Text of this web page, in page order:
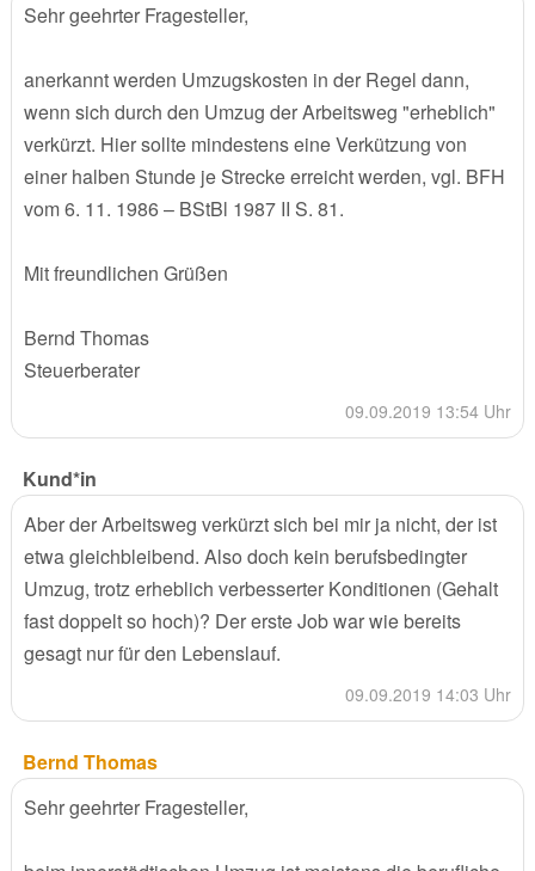
Sehr geehrter Fragesteller,
anerkannt werden Umzugskosten in der Regel dann,
wenn sich durch den Umzug der Arbeitsweg "erheblich"
verkürzt. Hier sollte mindestens eine Verkützung von
einer halben Stunde je Strecke erreicht werden, vgl. BFH
vom 6. 11. 1986 – BStBl 1987 II S. 81.
Mit freundlichen Grüßen
Bernd Thomas
Steuerberater
09.09.2019 13:54 Uhr
Kund*in
Aber der Arbeitsweg verkürzt sich bei mir ja nicht, der ist
etwa gleichbleibend. Also doch kein berufsbedingter
Umzug, trotz erheblich verbesserter Konditionen (Gehalt
fast doppelt so hoch)? Der erste Job war wie bereits
gesagt nur für den Lebenslauf.
09.09.2019 14:03 Uhr
Bernd Thomas
Sehr geehrter Fragesteller,